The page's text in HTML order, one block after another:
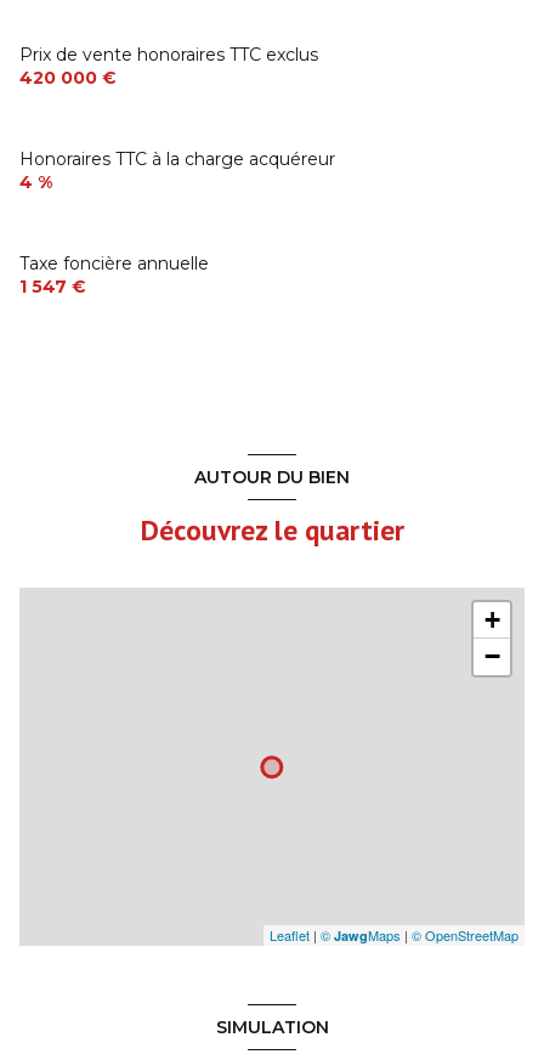
Prix de vente honoraires TTC exclus
420 000 €
Honoraires TTC à la charge acquéreur
4 %
Taxe foncière annuelle
1 547 €
AUTOUR DU BIEN
Découvrez le quartier
+
−
Leaflet | © JawgMaps | © OpenStreetMap
SIMULATION